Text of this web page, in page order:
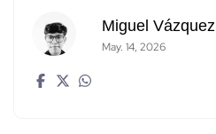
Miguel Vázquez
May. 14, 2026